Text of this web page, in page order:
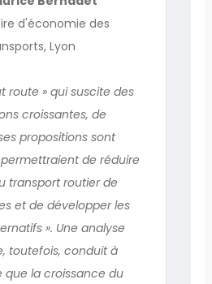
d'économie des
Lyon
route » qui suscite des
croissantes, de
propositions sont
de réduire
transport routier de
et de développer les
». Une analyse
toutefois, conduit à
que la croissance du